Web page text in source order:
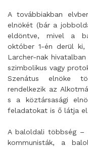
A továbbiakban
elnökét (bár a
eldöntve, mivel a
október 1-én derül ki,
Larcher-nak
szimbolikus vagy
Szenátus elnöke
rendelkezik az
s a köztársasági
feladatokat is ő látja
A baloldali többség –
kommunisták, a